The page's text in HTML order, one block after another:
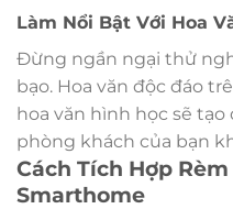
Làm Nổi Bật Với Hoa
Đừng ngần ngại thử
bạo. Hoa văn độc đáo
hoa văn hình học sẽ
phòng khách của bạn
Cách Tích Hợp
Smarthome